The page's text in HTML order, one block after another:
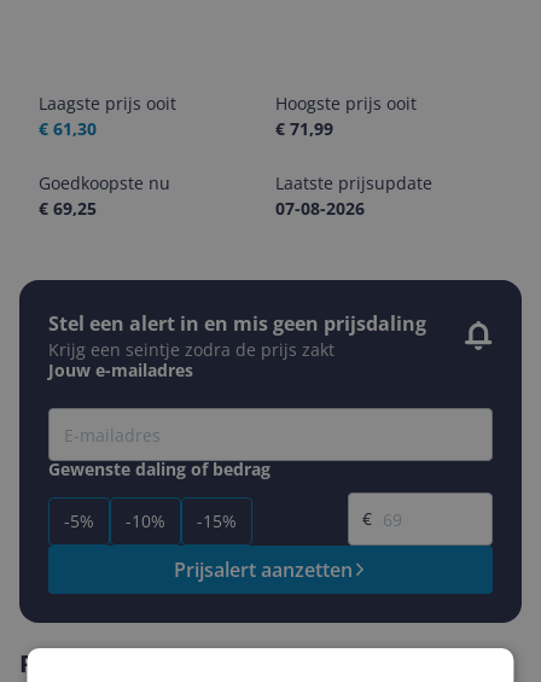
Laagste prijs ooit
€ 61,30
Hoogste prijs ooit
€ 71,99
Goedkoopste nu
€ 69,25
Laatste prijsupdate
07-08-2026
Stel een alert in en mis geen prijsdaling
Krijg een seintje zodra de prijs zakt
Jouw e-mailadres
Gewenste daling of bedrag
-5% -10% -15%
Gewenste prijs
€
Prijsalert aanzetten
Reviews